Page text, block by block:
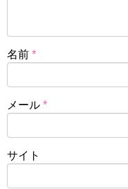
名前 *
メール *
サイト